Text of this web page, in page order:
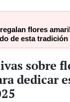
flores
de esta tradición
sobre
dedicar